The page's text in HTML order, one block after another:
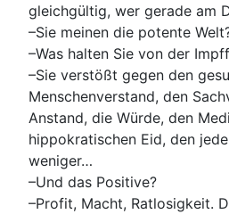
gleichgültig, wer gerade am
–Sie meinen die potente
–Was halten Sie von der
–Sie verstößt gegen den
Menschenverstand, den
Anstand, die Würde, den
hippokratischen Eid, den
weniger…
–Und das Positive?
–Profit, Macht, Ratlosigkeit.